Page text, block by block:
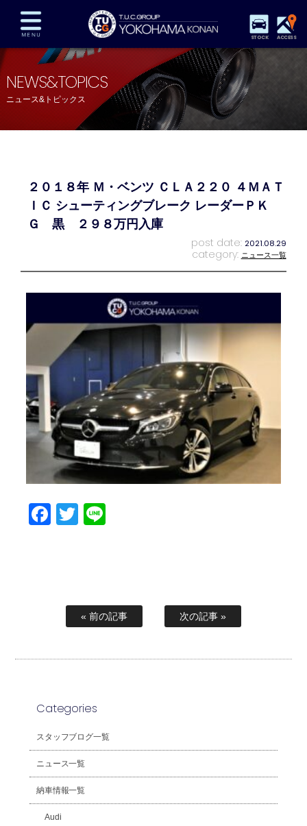
STOCK ACCESS
在庫車両情報 保証&サービス パーツリスト
TUCとは？ 店舗情報 アクセスマップ
全国納車 特別作業 注文販売
プライバシーポリシー スタッフblog 納車blog
NEWS&TOPICS
ニュース&トピックス
２０１８年 Ｍ・ベンツ ＣＬＡ２２０ ４ＭＡＴ
ＩＣ シューティングブレーク レーダーＰＫ
Ｇ 黒 ２９８万円入庫
post date: 2021.08.29
category: ニュース一覧
Facebook
Twitter
« 前の記事 次の記事 »
Categories
スタッフブログ一覧
ニュース一覧
納車情報一覧
Audi